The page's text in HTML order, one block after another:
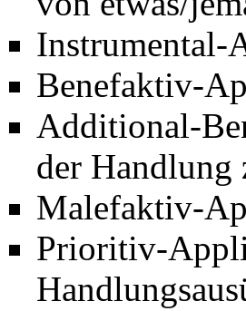
Benefaktiv-
Additional-
der Handlung
Malefaktiv-
Prioritiv-